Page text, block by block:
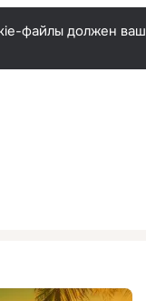
файлы должен ваш